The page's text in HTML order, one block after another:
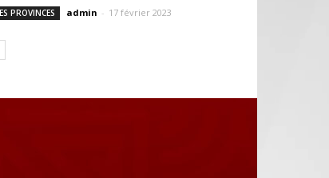
PROVINCES admin - 17 février 2023